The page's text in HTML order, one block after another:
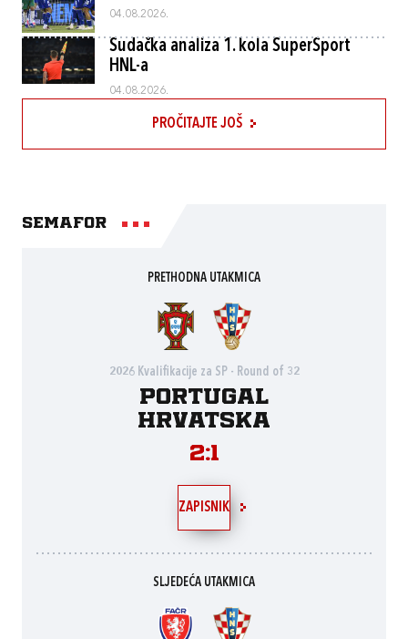
04.08.2026.
Sudačka analiza 1. kola SuperSport
HNL-a
04.08.2026.
PROČITAJTE JOŠ
Semafor
PRETHODNA UTAKMICA
2026 Kvalifikacije za SP - Round of 32
Portugal
Hrvatska
2:1
ZAPISNIK
SLJEDEĆA UTAKMICA